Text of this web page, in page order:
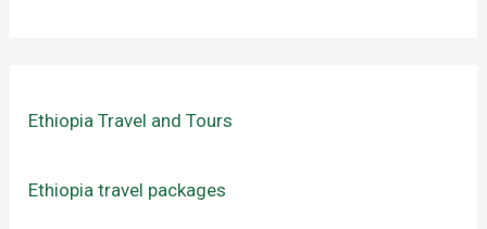
Ethiopia Travel and Tours
Ethiopia travel packages